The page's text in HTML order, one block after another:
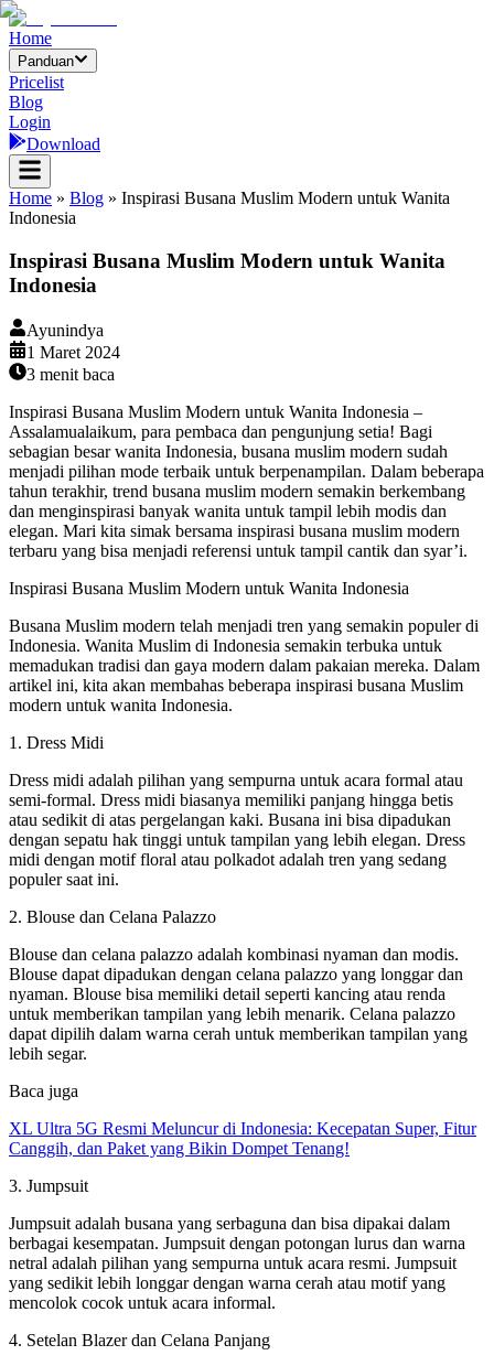
Home
Panduan
Pricelist
Blog
Login
Download
Home » Blog » Inspirasi Busana Muslim Modern untuk Wanita
Indonesia
Inspirasi Busana Muslim Modern untuk Wanita
Indonesia
Ayunindya
1 Maret 2024
3 menit baca
Inspirasi Busana Muslim Modern untuk Wanita Indonesia –
Assalamualaikum, para pembaca dan pengunjung setia! Bagi
sebagian besar wanita Indonesia, busana muslim modern sudah
menjadi pilihan mode terbaik untuk berpenampilan. Dalam beberapa
tahun terakhir, trend busana muslim modern semakin berkembang
dan menginspirasi banyak wanita untuk tampil lebih modis dan
elegan. Mari kita simak bersama inspirasi busana muslim modern
terbaru yang bisa menjadi referensi untuk tampil cantik dan syar’i.
Inspirasi Busana Muslim Modern untuk Wanita Indonesia
Busana Muslim modern telah menjadi tren yang semakin populer di
Indonesia. Wanita Muslim di Indonesia semakin terbuka untuk
memadukan tradisi dan gaya modern dalam pakaian mereka. Dalam
artikel ini, kita akan membahas beberapa inspirasi busana Muslim
modern untuk wanita Indonesia.
1. Dress Midi
Dress midi adalah pilihan yang sempurna untuk acara formal atau
semi-formal. Dress midi biasanya memiliki panjang hingga betis
atau sedikit di atas pergelangan kaki. Busana ini bisa dipadukan
dengan sepatu hak tinggi untuk tampilan yang lebih elegan. Dress
midi dengan motif floral atau polkadot adalah tren yang sedang
populer saat ini.
2. Blouse dan Celana Palazzo
Blouse dan celana palazzo adalah kombinasi nyaman dan modis.
Blouse dapat dipadukan dengan celana palazzo yang longgar dan
nyaman. Blouse bisa memiliki detail seperti kancing atau renda
untuk memberikan tampilan yang lebih menarik. Celana palazzo
dapat dipilih dalam warna cerah untuk memberikan tampilan yang
lebih segar.
Baca juga
XL Ultra 5G Resmi Meluncur di Indonesia: Kecepatan Super, Fitur
Canggih, dan Paket yang Bikin Dompet Tenang!
3. Jumpsuit
Jumpsuit adalah busana yang serbaguna dan bisa dipakai dalam
berbagai kesempatan. Jumpsuit dengan potongan lurus dan warna
netral adalah pilihan yang sempurna untuk acara resmi. Jumpsuit
yang sedikit lebih longgar dengan warna cerah atau motif yang
mencolok cocok untuk acara informal.
4. Setelan Blazer dan Celana Panjang